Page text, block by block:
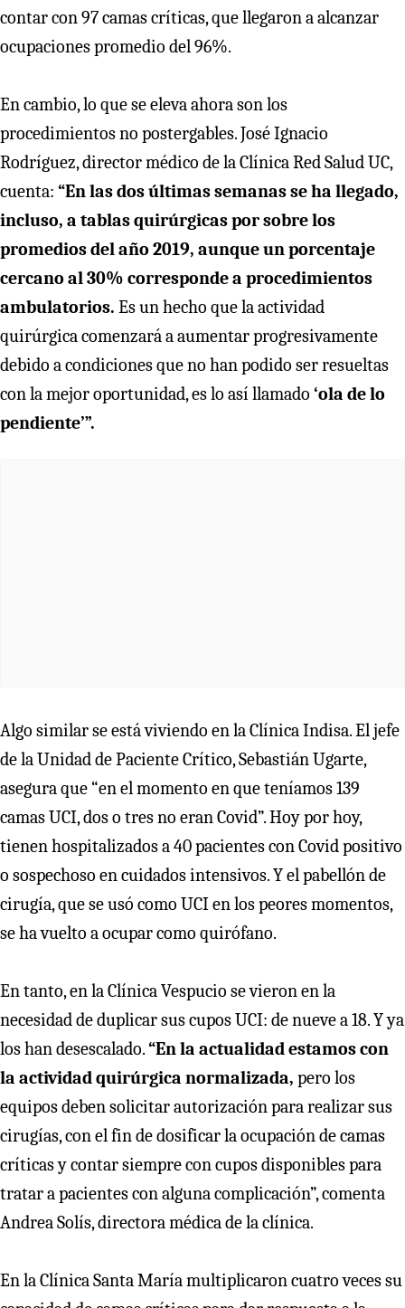
contar con 97 camas críticas, que llegaron a alcanzar
ocupaciones promedio del 96%.
En cambio, lo que se eleva ahora son los
procedimientos no postergables. José Ignacio
Rodríguez, director médico de la Clínica Red Salud UC,
cuenta: “En las dos últimas semanas se ha llegado,
incluso, a tablas quirúrgicas por sobre los
promedios del año 2019, aunque un porcentaje
cercano al 30% corresponde a procedimientos
ambulatorios. Es un hecho que la actividad
quirúrgica comenzará a aumentar progresivamente
debido a condiciones que no han podido ser resueltas
con la mejor oportunidad, es lo así llamado ‘ola de lo
pendiente’”.
Algo similar se está viviendo en la Clínica Indisa. El jefe
de la Unidad de Paciente Crítico, Sebastián Ugarte,
asegura que “en el momento en que teníamos 139
camas UCI, dos o tres no eran Covid”. Hoy por hoy,
tienen hospitalizados a 40 pacientes con Covid positivo
o sospechoso en cuidados intensivos. Y el pabellón de
cirugía, que se usó como UCI en los peores momentos,
se ha vuelto a ocupar como quirófano.
En tanto, en la Clínica Vespucio se vieron en la
necesidad de duplicar sus cupos UCI: de nueve a 18. Y ya
los han desescalado.“En la actualidad estamos con
la actividad quirúrgica normalizada, pero los
equipos deben solicitar autorización para realizar sus
cirugías, con el fin de dosificar la ocupación de camas
críticas y contar siempre con cupos disponibles para
tratar a pacientes con alguna complicación”, comenta
Andrea Solís, directora médica de la clínica.
En la Clínica Santa María multiplicaron cuatro veces su